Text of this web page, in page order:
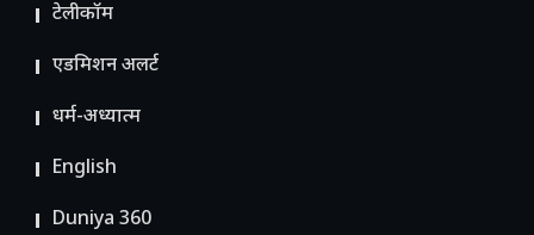
टेलीकॉम
ए​डमिशन अलर्ट
धर्म-अध्यात्म
English
Duniya 360